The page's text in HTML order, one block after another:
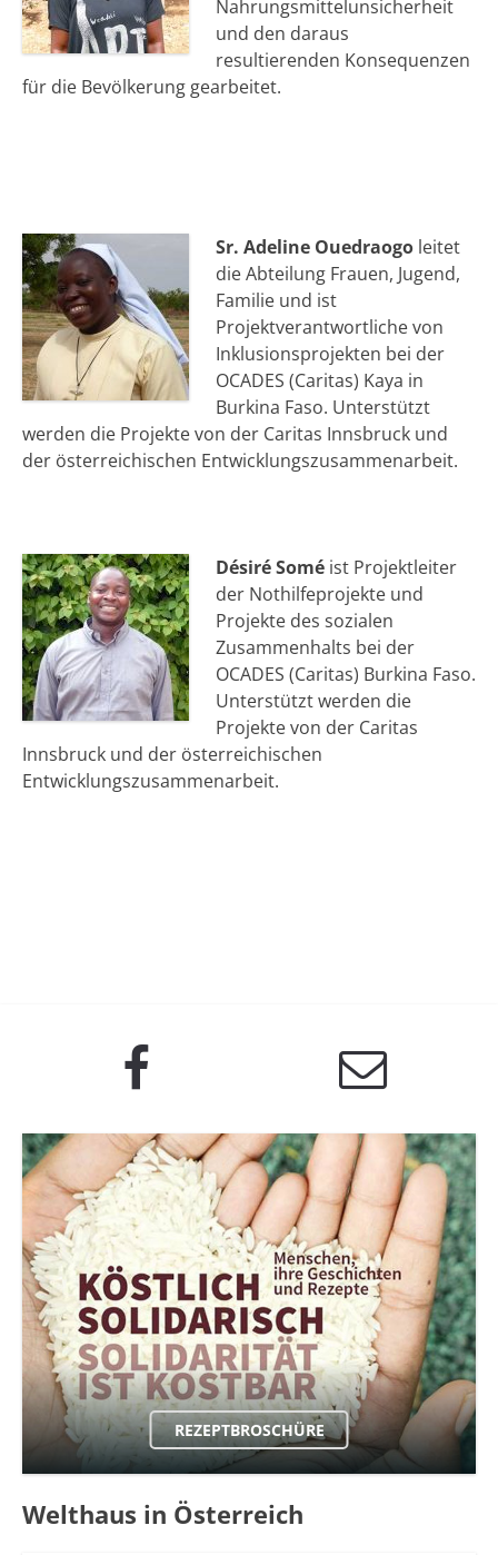
Nahrungsmittelunsicherheit
und den daraus
resultierenden Konsequenzen
für die Bevölkerung gearbeitet.
Sr. Adeline Ouedraogo leitet
die Abteilung Frauen, Jugend,
Familie und ist
Projektverantwortliche von
Inklusionsprojekten bei der
OCADES (Caritas) Kaya in
Burkina Faso. Unterstützt
werden die Projekte von der Caritas Innsbruck und
der österreichischen Entwicklungszusammenarbeit.
Désiré Somé ist Projektleiter
der Nothilfeprojekte und
Projekte des sozialen
Zusammenhalts bei der
OCADES (Caritas) Burkina Faso.
Unterstützt werden die
Projekte von der Caritas
Innsbruck und der österreichischen
Entwicklungszusammenarbeit.
REZEPTBROSCHÜRE
Welthaus in Österreich